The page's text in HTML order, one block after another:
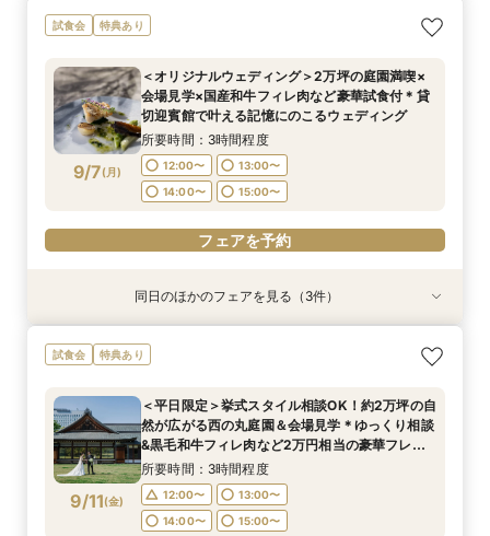
9/6(日)
【東京開催/土日】東京サロンで《大阪迎賓館》
のご相談＆お打合せ！
9:00〜 15:00〜
フェアを予約
9/6(日)
ガーデン挙式丸わかり◎2万坪の庭園満喫×オリ
ジナルウェディング庭園&会場見学×国産和牛
所要時間：3時間程度
8:45〜
9:00〜
15:00〜
15:15〜
フェアを予約
9/6(日)
【料理重視の方へおすすめ】組数限定◆グラン
シェフ豊後昌幸が手掛ける黒毛和牛etc2万円相
所要時間：3時間程度
8:45〜
9:00〜
15:00〜
15:15〜
フェアを予約
9/6(日)
【神社式相談フェア】提携有名神社紹介!AM来館
で本番さながらの披露宴体験 国産 和牛フィレ肉
分特典>
所要時間：3時間程度
8:45〜
9:00〜
15:00〜
15:15〜
フェアを予約
試食会 特典あり
9/7(月)
＜オリジナルウェディング＞2万坪の庭園満喫×
会場見学×国産和牛フィレ肉など豪華試食付＊貸
切迎賓館で叶える記憶にのこるウェディング
所要時間：3時間程度
12:00〜
13:00〜
14:00〜
15:00〜
フェアを予約
特典あり
9/7(月)
＜平日限定＞挙式スタイル相談OK！約2万坪の自
然が広がる西の丸庭園＆会場見学＊ゆっくり相談
チコース
所要時間：3時間程度
12:00〜
13:00〜
14:00〜
15:00〜
フェアを予約
特典あり
9/7(月)
【20名〜ご婚礼がお得】平日限定★ガーデン
チャペル&貸切迎賓館ALL見学会×おもてなしを
会
所要時間：3時間程度
12:00〜
13:00〜
14:00〜
15:00〜
フェアを予約
特典あり
9/7(月)
【平日限定】和婚相談×豪華無料試食×大阪城を
望む貸切迎賓館見学＜有名提携神社紹介も◎和婚
所要時間：3時間程度
12:00〜
13:00〜
14:00〜
15:00〜
フェアを予約
同日のほかのフェアを見る（3件）
試食会 特典あり
9/11(金)
＜平日限定＞挙式スタイル相談OK！約2万坪の自
然が広がる西の丸庭園＆会場見学＊ゆっくり相談
&黒毛和牛フィレ肉など2万円相当の豪華フレン
チコース
所要時間：3時間程度
12:00〜
13:00〜
14:00〜
15:00〜